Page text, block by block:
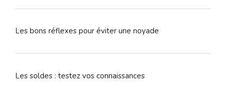
Les bons réflexes pour éviter une noyade
Les soldes : testez vos connaissances